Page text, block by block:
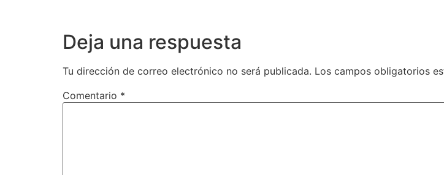
Deja una respuesta
Tu dirección de correo electrónico no será publicada. Los campos obligatorios
Comentario *